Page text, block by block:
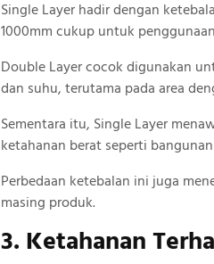
Single Layer hadir dengan
1000mm cukup untuk
Double Layer cocok digunakan
dan suhu, terutama pada area
Sementara itu, Single Layer
ketahanan berat seperti
Perbedaan ketebalan ini juga
masing produk.
3. Ketahanan